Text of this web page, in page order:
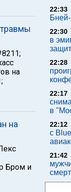
на
на
Бром и
22:33
22:30
в
22:28
22:17
в
22:12
с
21:42